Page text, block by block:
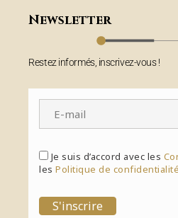
Newsletter
Restez informés, inscrivez-vous !
Je suis d’accord avec les
lesPolitique de confidentialité
S'inscrire